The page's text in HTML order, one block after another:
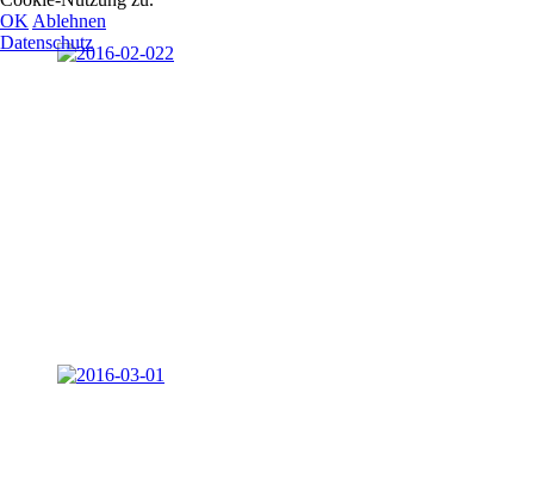
OK Ablehnen
Datenschutz